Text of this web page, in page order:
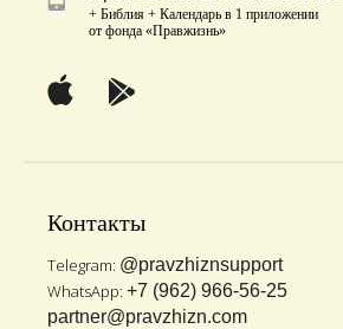
+ Библия + Календарь в 1 приложении
от фонда «Правжизнь»
Контакты
Telegram: @pravzhiznsupport
WhatsApp: +7 (962) 966-56-25
partner@pravzhizn.com